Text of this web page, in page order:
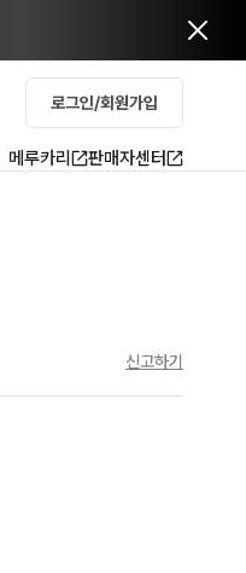
로그인/회원가입
메루카리 판매자센터
신고하기